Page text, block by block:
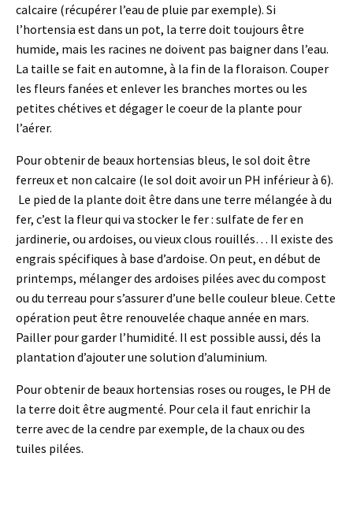
calcaire (récupérer l’eau de pluie par exemple). Si
l’hortensia est dans un pot, la terre doit toujours être
humide, mais les racines ne doivent pas baigner dans l’eau.
La taille se fait en automne, à la fin de la floraison. Couper
les fleurs fanées et enlever les branches mortes ou les
petites chétives et dégager le coeur de la plante pour
l’aérer.
Pour obtenir de beaux hortensias bleus, le sol doit être
ferreux et non calcaire (le sol doit avoir un PH inférieur à 6).
Le pied de la plante doit être dans une terre mélangée à du
fer, c’est la fleur qui va stocker le fer : sulfate de fer en
jardinerie, ou ardoises, ou vieux clous rouillés… Il existe des
engrais spécifiques à base d’ardoise. On peut, en début de
printemps, mélanger des ardoises pilées avec du compost
ou du terreau pour s’assurer d’une belle couleur bleue. Cette
opération peut être renouvelée chaque année en mars.
Pailler pour garder l’humidité. Il est possible aussi, dés la
plantation d’ajouter une solution d’aluminium.
Pour obtenir de beaux hortensias roses ou rouges, le PH de
la terre doit être augmenté. Pour cela il faut enrichir la
terre avec de la cendre par exemple, de la chaux ou des
tuiles pilées.